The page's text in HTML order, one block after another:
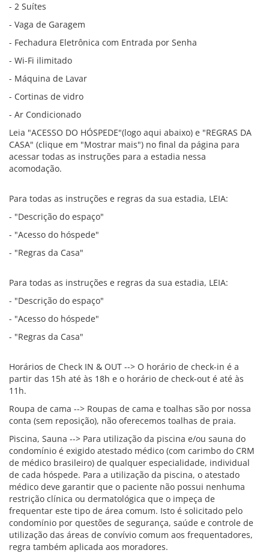
- 2 Suítes
- Vaga de Garagem
- Fechadura Eletrônica com Entrada por Senha
- Wi-Fi ilimitado
- Máquina de Lavar
- Cortinas de vidro
- Ar Condicionado
Leia "ACESSO DO HÓSPEDE"(logo aqui abaixo) e "REGRAS DA
CASA" (clique em "Mostrar mais") no final da página para
acessar todas as instruções para a estadia nessa
acomodação.
Para todas as instruções e regras da sua estadia, LEIA:
- "Descrição do espaço"
- "Acesso do hóspede"
- "Regras da Casa"
Para todas as instruções e regras da sua estadia, LEIA:
- "Descrição do espaço"
- "Acesso do hóspede"
- "Regras da Casa"
Horários de Check IN & OUT --> O horário de check-in é a
partir das 15h até às 18h e o horário de check-out é até às
11h.
Roupa de cama --> Roupas de cama e toalhas são por nossa
conta (sem reposição), não oferecemos toalhas de praia.
Piscina, Sauna --> Para utilização da piscina e/ou sauna do
condomínio é exigido atestado médico (com carimbo do CRM
de médico brasileiro) de qualquer especialidade, individual
de cada hóspede. Para a utilização da piscina, o atestado
médico deve garantir que o paciente não possui nenhuma
restrição clínica ou dermatológica que o impeça de
frequentar este tipo de área comum. Isto é solicitado pelo
condomínio por questões de segurança, saúde e controle de
utilização das áreas de convívio comum aos frequentadores,
regra também aplicada aos moradores.